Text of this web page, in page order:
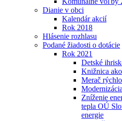
Dianie v obci
Kalendár akcií
Rok 2018
Hlásenie rozhlasu
Podané žiadosti o dotácie
Rok 2021
Detské
Knižnica
Merač
Zníženie
tepla OÚ
energie